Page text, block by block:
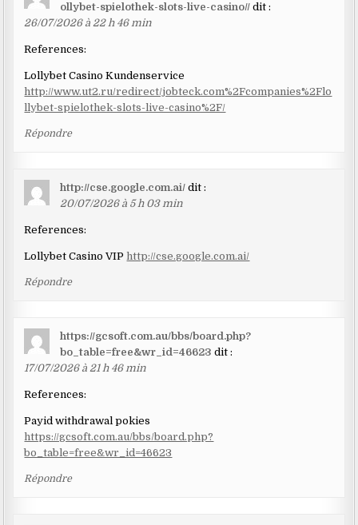
ollybet-spielothek-slots-live-casino// dit :
26/07/2026 à 22 h 46 min
References:
Lollybet Casino Kundenservice
http://www.ut2.ru/redirect/jobteck.com%2Fcompanies%2Flo
llybet-spielothek-slots-live-casino%2F/
Répondre
http://cse.google.com.ai/ dit :
20/07/2026 à 5 h 03 min
References:
Lollybet Casino VIP http://cse.google.com.ai/
Répondre
https://gcsoft.com.au/bbs/board.php?
bo_table=free&wr_id=46623 dit :
17/07/2026 à 21 h 46 min
References:
Payid withdrawal pokies
https://gcsoft.com.au/bbs/board.php?
bo_table=free&wr_id=46623
Répondre